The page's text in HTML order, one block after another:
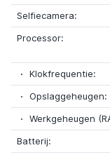
Selfiecamera:
Processor:
Klokfrequentie:
Opslaggeheugen:
Werkgeheugen
Batterij: